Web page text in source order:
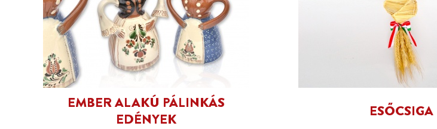
EMBER ALAKÚ PÁLINKÁS
EDÉNYEK
ESŐCSIGA